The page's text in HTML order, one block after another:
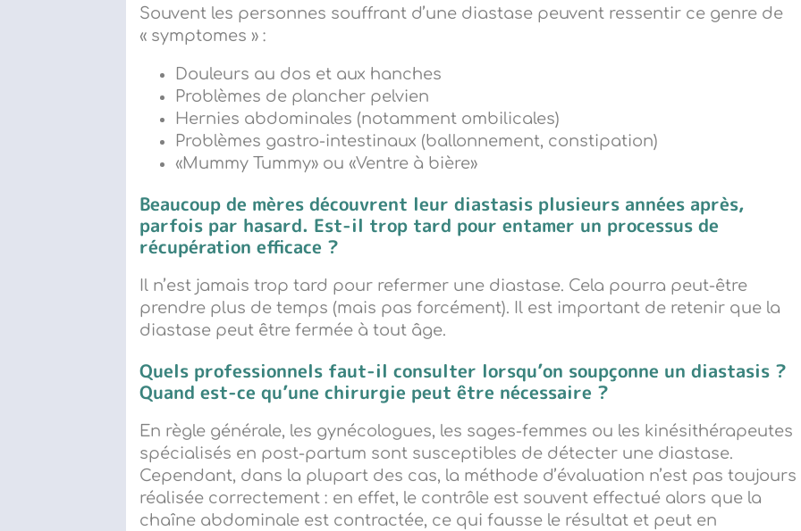
Souvent les personnes souffrant d’une diastase peuvent ressentir ce genre de
« symptomes » :
Douleurs au dos et aux hanches
Problèmes de plancher pelvien
Hernies abdominales (notamment ombilicales)
Problèmes gastro-intestinaux (ballonnement, constipation)
«Mummy Tummy» ou «Ventre à bière»
Beaucoup de mères découvrent leur diastasis plusieurs années après,
parfois par hasard. Est-il trop tard pour entamer un processus de
récupération efficace ?
Il n’est jamais trop tard pour refermer une diastase. Cela pourra peut-être
prendre plus de temps (mais pas forcément). Il est important de retenir que la
diastase peut être fermée à tout âge.
Quels professionnels faut-il consulter lorsqu’on soupçonne un diastasis ?
Quand est-ce qu’une chirurgie peut être nécessaire ?
En règle générale, les gynécologues, les sages-femmes ou les kinésithérapeutes
spécialisés en post-partum sont susceptibles de détecter une diastase.
Cependant, dans la plupart des cas, la méthode d’évaluation n’est pas toujours
réalisée correctement : en effet, le contrôle est souvent effectué alors que la
chaîne abdominale est contractée, ce qui fausse le résultat et peut en